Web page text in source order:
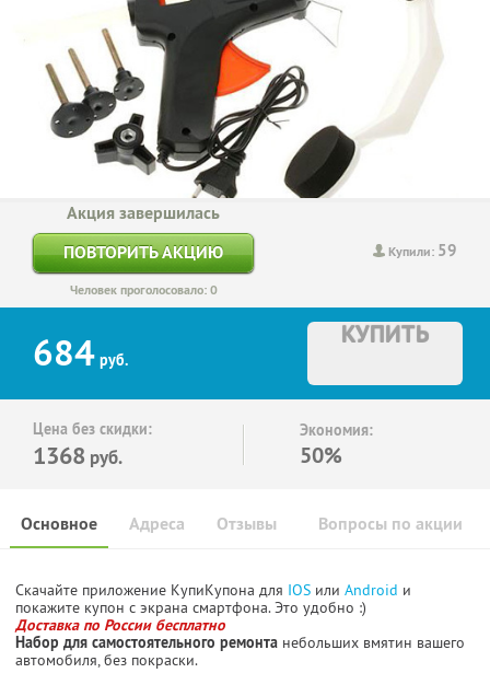
Купили: 59
Акция завершилась
ПОВТОРИТЬ АКЦИЮ
Человек проголосовало: 0
684 руб.
КУПИТЬ
Цена без скидки:
1368 руб.
Экономия:
50%
Основное Отзывы Вопросы по акции
Адреса
Скачайте приложение КупиКупона для IOS или Android и
покажите купон с экрана смартфона. Это удобно :)
Доставка по России бесплатно
Набор для самостоятельного ремонта небольших вмятин вашего
автомобиля, без покраски.